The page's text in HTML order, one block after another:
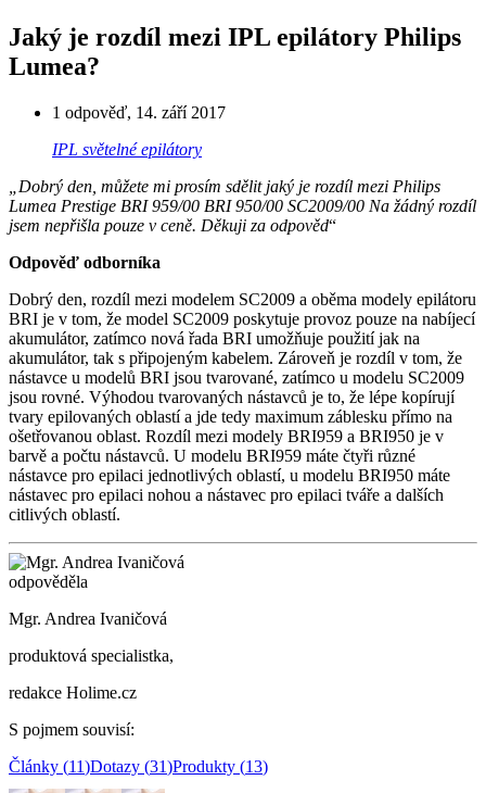
Jaký je rozdíl mezi IPL epilátory Philips
Lumea?
1 odpověď, 14. září 2017
IPL světelné epilátory
„Dobrý den, můžete mi prosím sdělit jaký je rozdíl mezi Philips
Lumea Prestige BRI 959/00 BRI 950/00 SC2009/00 Na žádný rozdíl
jsem nepřišla pouze v ceně. Děkuji za odpověd“
Odpověď odborníka
Dobrý den, rozdíl mezi modelem SC2009 a oběma modely epilátoru
BRI je v tom, že model SC2009 poskytuje provoz pouze na nabíjecí
akumulátor, zatímco nová řada BRI umožňuje použití jak na
akumulátor, tak s připojeným kabelem. Zároveň je rozdíl v tom, že
nástavce u modelů BRI jsou tvarované, zatímco u modelu SC2009
jsou rovné. Výhodou tvarovaných nástavců je to, že lépe kopírují
tvary epilovaných oblastí a jde tedy maximum záblesku přímo na
ošetřovanou oblast. Rozdíl mezi modely BRI959 a BRI950 je v
barvě a počtu nástavců. U modelu BRI959 máte čtyři různé
nástavce pro epilaci jednotlivých oblastí, u modelu BRI950 máte
nástavec pro epilaci nohou a nástavec pro epilaci tváře a dalších
citlivých oblastí.
odpověděla
Mgr. Andrea Ivaničová
produktová specialistka,
redakce Holime.cz
S pojmem souvisí:
Články (11)Dotazy (31)Produkty (13)